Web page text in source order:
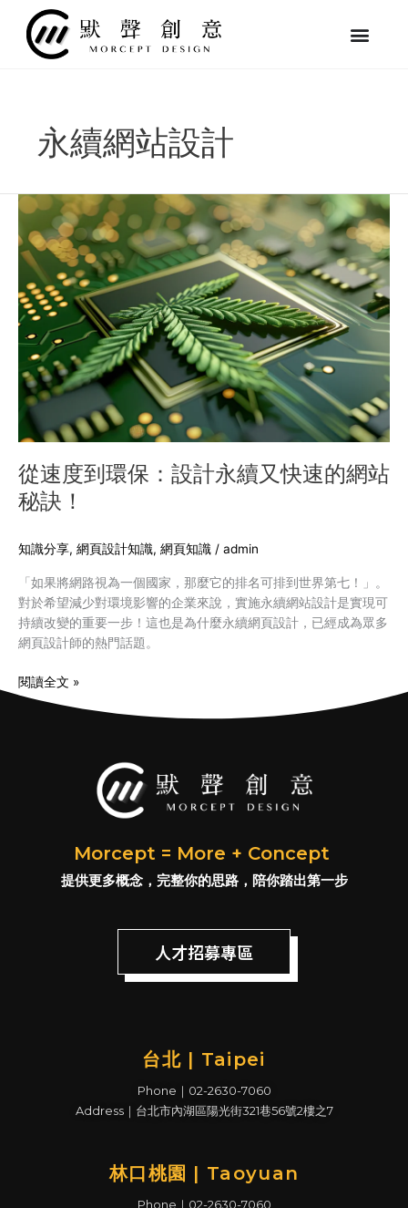
永續網站設計
從速度到環保：設計永續又快速的網站
秘訣！
知識分享, 網頁設計知識, 網頁知識 / admin
「如果將網路視為一個國家，那麼它的排名可排到世界第七！」。
對於希望減少對環境影響的企業來說，實施永續網站設計是實現可
持續改變的重要一步！這也是為什麼永續網頁設計，已經成為眾多
網頁設計師的熱門話題。
從
度
到
環
保：
設
計
永
續
又
速
的
網
站
訣！
閱讀全文 »
Morcept = More + Concept
提供更多概念，完整你的思路，陪你踏出第一步
人才招募專區
台北 | Taipei
Phone｜02-2630-7060
Address｜台北市內湖區陽光街321巷56號2樓之7
林口桃園 | Taoyuan
Phone｜02-2630-7060